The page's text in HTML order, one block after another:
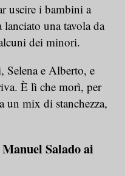
uscire i bambini a
una tavola da
dei minori.
Selena e Alberto, e
È lì che morì, per
un mix di stanchezza,
Salado ai